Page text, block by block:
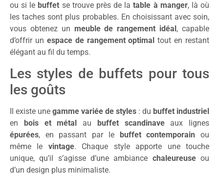
ou si le buffet se trouve près de latable à manger, là où
les taches sont plus probables. En choisissant avec soin,
vous obtenez un meuble de rangement idéal , capable
d’offrir un espace de rangement optimal tout en restant
élégant au fil du temps.
Les styles de buffets pour tous
les goûts
Il existe une gamme variée de styles : du buffet industriel
en bois et métal au buffet scandinaveaux lignes
épurées, en passant par le buffet contemporain ou
même le vintage. Chaque style apporte une touche
unique, qu’il s’agisse d’une ambiance chaleureuseou
d’un design plus minimaliste.